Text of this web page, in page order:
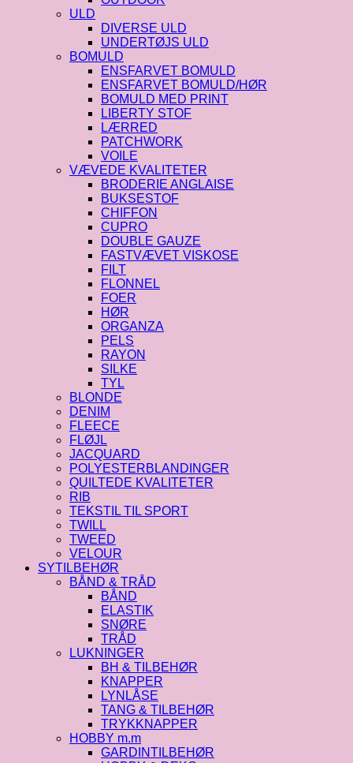
ULD
DIVERSE ULD
UNDERTØJS ULD
BOMULD
ENSFARVET BOMULD
ENSFARVET BOMULD/HØR
BOMULD MED PRINT
LIBERTY STOF
LÆRRED
PATCHWORK
VOILE
VÆVEDE KVALITETER
BRODERIE ANGLAISE
BUKSESTOF
CHIFFON
CUPRO
DOUBLE GAUZE
FASTVÆVET VISKOSE
FILT
FLONNEL
FOER
HØR
ORGANZA
PELS
RAYON
SILKE
TYL
BLONDE
DENIM
FLEECE
FLØJL
JACQUARD
POLYESTERBLANDINGER
QUILTEDE KVALITETER
RIB
TEKSTIL TIL SPORT
TWILL
TWEED
VELOUR
SYTILBEHØR
BÅND & TRÅD
BÅND
ELASTIK
SNØRE
TRÅD
LUKNINGER
BH & TILBEHØR
KNAPPER
LYNLÅSE
TANG & TILBEHØR
TRYKKNAPPER
HOBBY m.m
GARDINTILBEHØR